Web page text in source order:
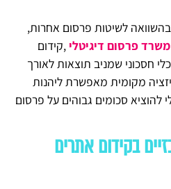
בהשוואה לשיטות פרסום אחרות,
,קידום
חסכוני שמניב תוצאות לאורך
מקומית מאפשרת ליהנות
להוציא סכומים גבוהים על פרסום
בקידום אתרים